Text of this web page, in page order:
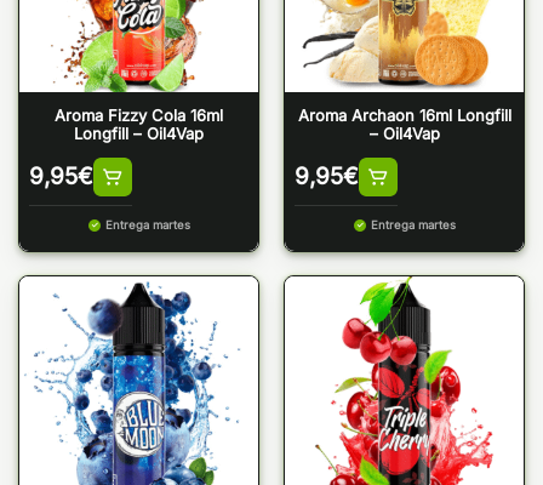
Aroma Fizzy Cola 16ml
Longfill – Oil4Vap
9,95€
Entrega martes
Aroma Archaon 16ml Longfill
– Oil4Vap
9,95€
Entrega martes